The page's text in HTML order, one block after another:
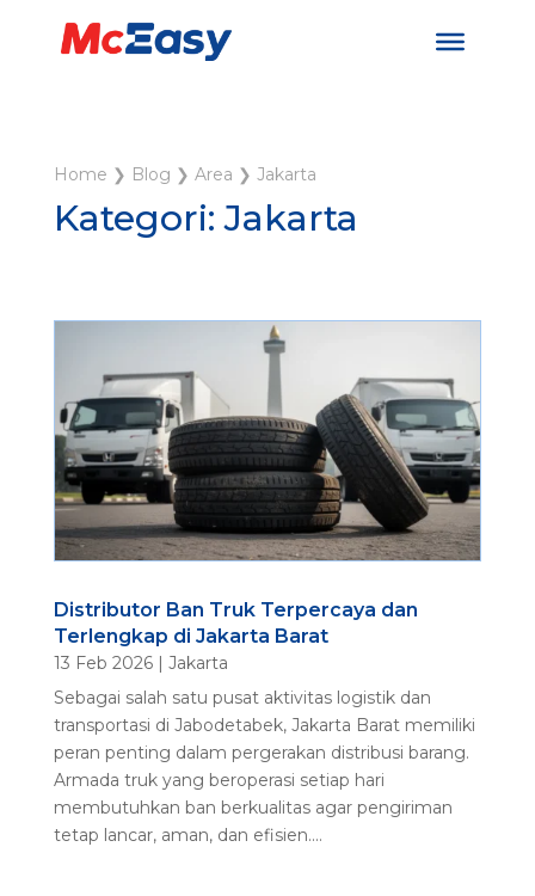
Home ❯ Blog ❯ Area ❯ Jakarta
Kategori: Jakarta
Distributor Ban Truk Terpercaya dan
Terlengkap di Jakarta Barat
13 Feb 2026| Jakarta
Sebagai salah satu pusat aktivitas logistik dan
transportasi di Jabodetabek, Jakarta Barat memiliki
peran penting dalam pergerakan distribusi barang.
Armada truk yang beroperasi setiap hari
membutuhkan ban berkualitas agar pengiriman
tetap lancar, aman, dan efisien....